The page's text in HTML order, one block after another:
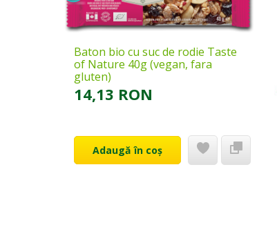
Baton bio cu suc de rodie Taste
of Nature 40g (vegan, fara
gluten)
14,13 RON
Adaugă în coș